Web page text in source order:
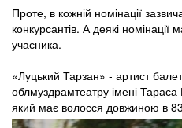
Проте, в кожній номінації
конкурсантів. А деякі номінації
учасника.
«Луцький Тарзан» - артист
облмуздрамтеатру імені
який має волосся довжиною в